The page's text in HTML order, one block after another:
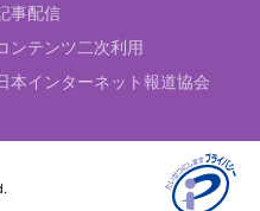
事配信
ンテンツ二次利用
本インターネット報道協会